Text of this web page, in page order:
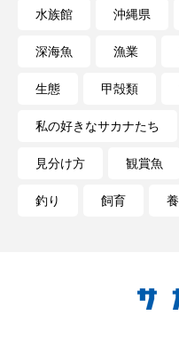
死滅回遊魚 水
水槽 水生昆虫
河川 沼津港深海水
海綿動物
水族館 沖縄県
深海魚 漁業
生態 甲殻類
私の好きなサカナたち
見分け方 観賞魚
釣り 飼育